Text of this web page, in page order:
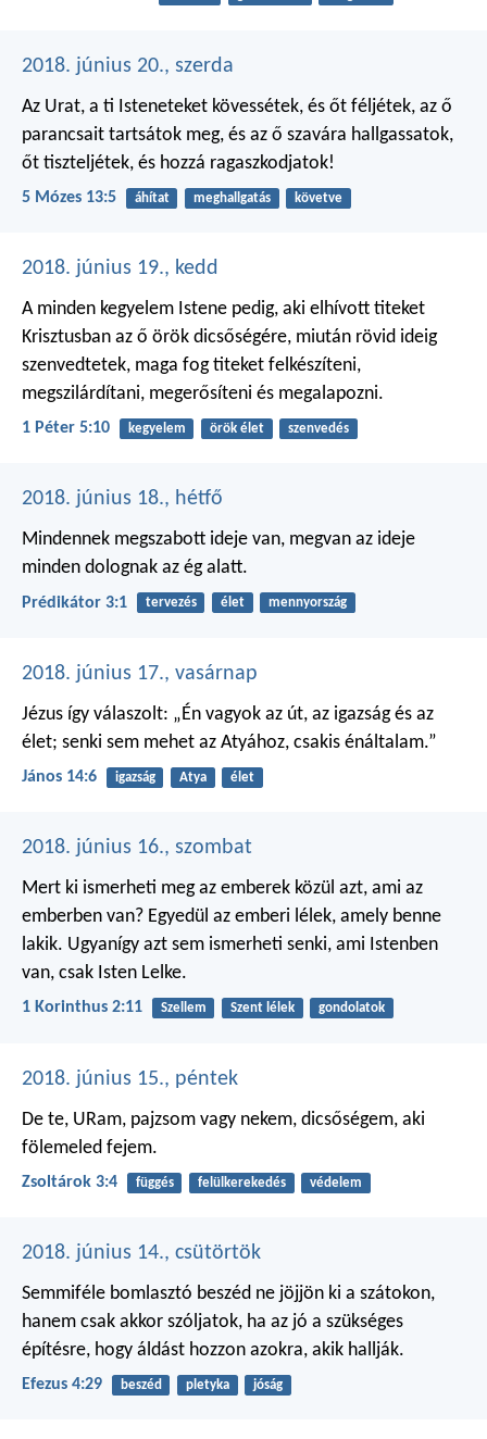
2018. június 20., szerda
Az Urat, a ti Isteneteket kövessétek, és őt féljétek, az ő
parancsait tartsátok meg, és az ő szavára hallgassatok,
őt tiszteljétek, és hozzá ragaszkodjatok!
5 Mózes 13:5 áhítat meghallgatás követve
2018. június 19., kedd
A minden kegyelem Istene pedig, aki elhívott titeket
Krisztusban az ő örök dicsőségére, miután rövid ideig
szenvedtetek, maga fog titeket felkészíteni,
megszilárdítani, megerősíteni és megalapozni.
1 Péter 5:10 kegyelem örök élet szenvedés
2018. június 18., hétfő
Mindennek megszabott ideje van, megvan az ideje
minden dolognak az ég alatt.
Prédikátor 3:1 tervezés élet mennyország
2018. június 17., vasárnap
Jézus így válaszolt: „Én vagyok az út, az igazság és az
élet; senki sem mehet az Atyához, csakis énáltalam.”
János 14:6 igazság Atya élet
2018. június 16., szombat
Mert ki ismerheti meg az emberek közül azt, ami az
emberben van? Egyedül az emberi lélek, amely benne
lakik. Ugyanígy azt sem ismerheti senki, ami Istenben
van, csak Isten Lelke.
1 Korinthus 2:11 Szellem Szent lélek gondolatok
2018. június 15., péntek
De te, URam, pajzsom vagy nekem, dicsőségem, aki
fölemeled fejem.
Zsoltárok 3:4 függés felülkerekedés védelem
2018. június 14., csütörtök
Semmiféle bomlasztó beszéd ne jöjjön ki a szátokon,
hanem csak akkor szóljatok, ha az jó a szükséges
építésre, hogy áldást hozzon azokra, akik hallják.
Efezus 4:29 beszéd pletyka jóság